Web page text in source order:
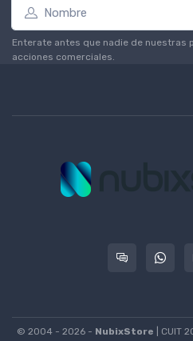
Enterate antes que nadie de nuestras
acciones comerciales.
© 2004 - 2026 - NubixStore | CUIT